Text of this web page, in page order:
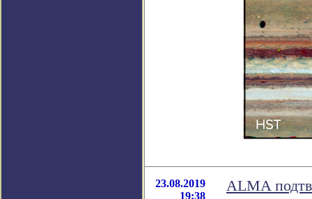
23.08.2019
19:38
ALMA